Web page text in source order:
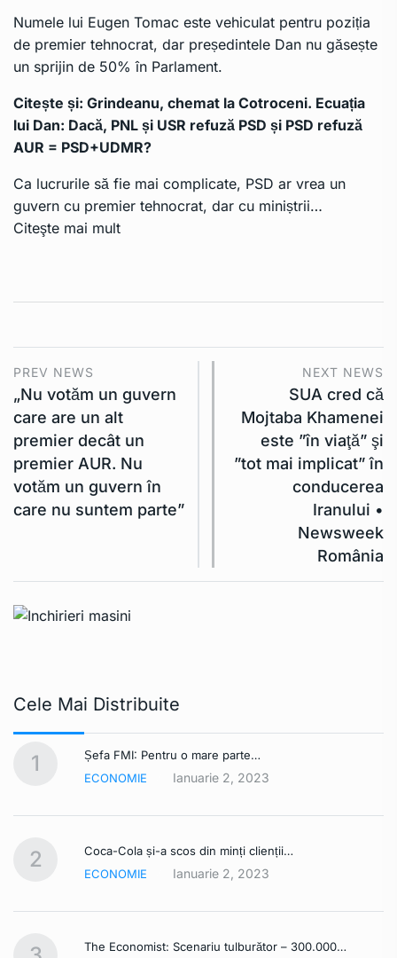
Numele lui Eugen Tomac este vehiculat pentru poziția
de premier tehnocrat, dar președintele Dan nu găsește
un sprijin de 50% în Parlament.
Citește și: Grindeanu, chemat la Cotroceni. Ecuația
lui Dan: Dacă, PNL și USR refuză PSD și PSD refuză
AUR = PSD+UDMR?
Ca lucrurile să fie mai complicate, PSD ar vrea un
guvern cu premier tehnocrat, dar cu miniștrii…
Citeşte mai mult
PREV NEWS
„Nu votăm un guvern
care are un alt
premier decât un
premier AUR. Nu
votăm un guvern în
care nu suntem parte”
NEXT NEWS
SUA cred că
Mojtaba Khamenei
este ”în viaţă” şi
”tot mai implicat” în
conducerea
Iranului •
Newsweek
România
Cele Mai Distribuite
1
Șefa FMI: Pentru o mare parte…
ECONOMIE
Ianuarie 2, 2023
2
Coca-Cola și-a scos din minți clienții…
ECONOMIE
Ianuarie 2, 2023
The Economist: Scenariu tulburător – 300.000…